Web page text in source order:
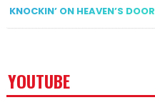
KNOCKIN’ ON HEAVEN’S DOOR
YOUTUBE